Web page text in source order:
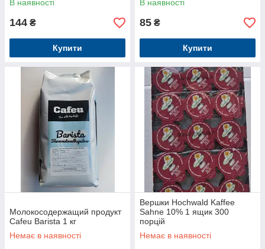
В наявності
144 ₴
Купити
В наявності
85 ₴
Купити
Молокосодержащий продукт
Cafeu Barista 1 кг
Немає в наявності
Вершки Hochwald Kaffee
Sahne 10% 1 ящик 300
порцій
Немає в наявності